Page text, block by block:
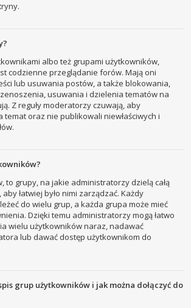
albo też grupami użytkowników,
codzienne przeglądanie forów. Mają oni
lub usuwania postów, a także blokowania,
usuwania i dzielenia tematów na
Z reguły moderatorzy czuwają, aby
temat oraz nie publikowali niewłaściwych i
to grupy, na jakie administratorzy dzielą całą
łatwiej było nimi zarządzać. Każdy
do wielu grup, a każda grupa może mieć
Dzięki temu administratorzy mogą łatwo
wielu użytkowników naraz, nadawać
lub dawać dostęp użytkownikom do
grup użytkowników i jak można dołączyć do